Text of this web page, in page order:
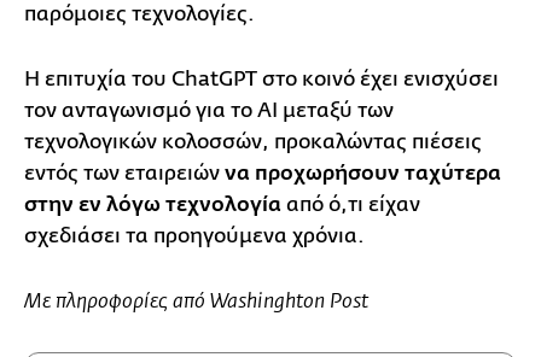
παρόμοιες τεχνολογίες.
Η επιτυχία του ChatGPT στο κοινό έχει ενισχύσει
τον ανταγωνισμό για το AI μεταξύ των
τεχνολογικών κολοσσών, προκαλώντας πιέσεις
εντός των εταιρειών να προχωρήσουν ταχύτερα
στην εν λόγω τεχνολογία από ό,τι είχαν
σχεδιάσει τα προηγούμενα χρόνια.
Με πληροφορίες από Washinghton Post